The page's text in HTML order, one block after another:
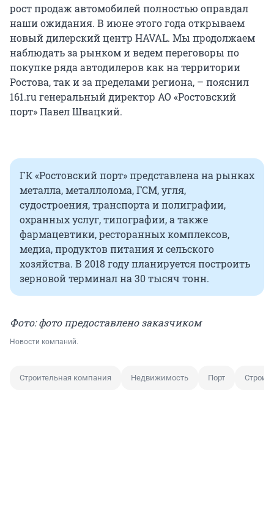
рост продаж автомобилей полностью оправдал
наши ожидания. В июне этого года открываем
новый дилерский центр HAVAL. Мы продолжаем
наблюдать за рынком и ведем переговоры по
покупке ряда автодилеров как на территории
Ростова, так и за пределами региона, – пояснил
161.ru генеральный директор АО «Ростовский
порт» Павел Швацкий.
ГК «Ростовский порт» представлена на рынках
металла, металлолома, ГСМ, угля,
судостроения, транспорта и полиграфии,
охранных услуг, типографии, а также
фармацевтики, ресторанных комплексов,
медиа, продуктов питания и сельского
хозяйства. В 2018 году планируется построить
зерновой терминал на 30 тысяч тонн.
Фото: фото предоставлено заказчиком
Новости компаний.
Строительная компания Недвижимость Порт